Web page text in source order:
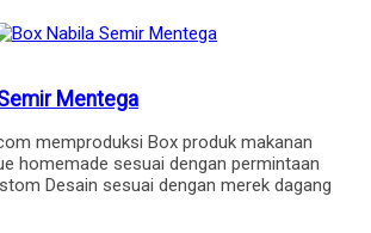
Mentega
memproduksi Box produk makanan
homemade sesuai dengan permintaan
Desain sesuai dengan merek dagang